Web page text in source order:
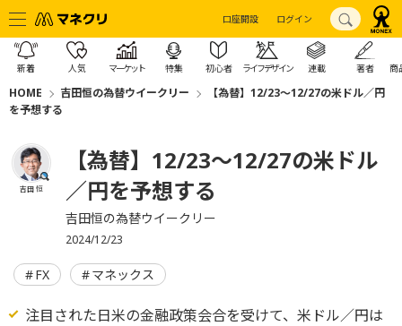
口座開設 ログイン
新着 人気 マーケット 特集 初心者 ライフデザイン 連載 著者 商
HOME 吉田恒の為替ウイークリー
【為替】12/23～12/27の米ドル／円
を予想する
吉田 恒
【為替】12/23～12/27の米ドル
／円を予想する
吉田恒の為替ウイークリー
2024/12/23
FX マネックス
注目された日米の金融政策会合を受けて、米ドル／円は